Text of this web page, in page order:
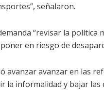
señalaron.
“revisar la
en riesgo de
avanzar avanzar en las
la informalidad y bajar